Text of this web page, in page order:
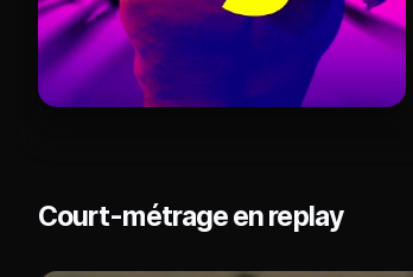
Court-métrage en replay